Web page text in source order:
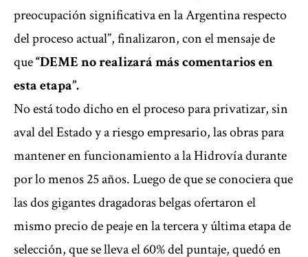
preocupación significativa en la Argentina respecto
del proceso actual”, finalizaron, con el mensaje de
que“DEME no realizará más comentarios en
esta etapa”.
No está todo dicho en el proceso para privatizar, sin
aval del Estado y a riesgo empresario, las obras para
mantener en funcionamiento a la Hidrovía durante
por lo menos 25 años. Luego de que se conociera que
las dos gigantes dragadoras belgas ofertaron el
mismo precio de peaje en la tercera y última etapa de
selección, que se lleva el 60% del puntaje, quedó en